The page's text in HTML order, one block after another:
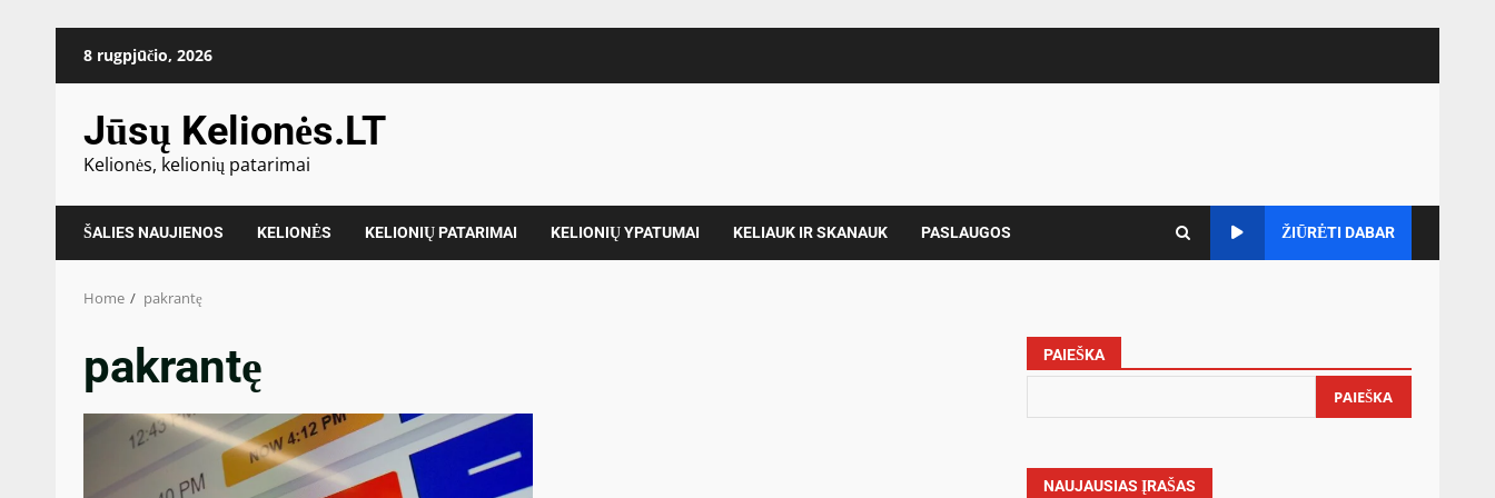
8 rugpjūčio, 2026
Jūsų Kelionės.LT
Kelionės, kelionių patarimai
ŠALIES NAUJIENOS KELIONĖS KELIONIŲ PATARIMAI KELIONIŲ YPATUMAI KELIAUK IR SKANAUK PASLAUGOS ŽIŪRĖTI DABAR
Home pakrantę
pakrantę PAIEŠKA
PAIEŠKA
NAUJAUSIAS ĮRAŠAS